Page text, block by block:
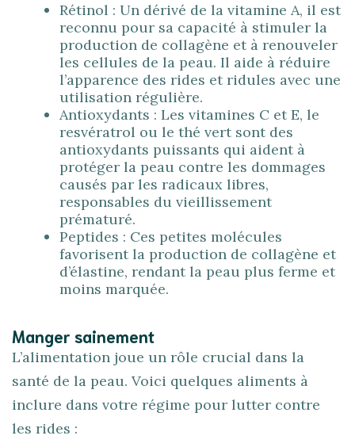
Rétinol : Un dérivé de la vitamine A, il est
reconnu pour sa capacité à stimuler la
production de collagène et à renouveler
les cellules de la peau. Il aide à réduire
l’apparence des rides et ridules avec une
utilisation régulière.
Antioxydants : Les vitamines C et E, le
resvératrol ou le thé vert sont des
antioxydants puissants qui aident à
protéger la peau contre les dommages
causés par les radicaux libres,
responsables du vieillissement
prématuré.
Peptides : Ces petites molécules
favorisent la production de collagène et
d’élastine, rendant la peau plus ferme et
moins marquée.
Manger sainement
L’alimentation joue un rôle crucial dans la
santé de la peau. Voici quelques aliments à
inclure dans votre régime pour lutter contre
les rides :